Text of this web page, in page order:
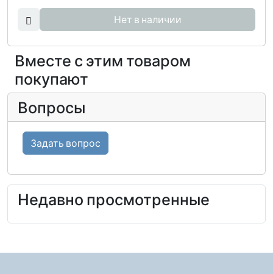
Нет в наличии
Вместе с этим товаром
покупают
Вопросы
Задать вопрос
Недавно просмотренные